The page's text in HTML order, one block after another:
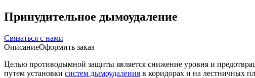
Принудительное дымоудаление
Связаться с нами
ОписаниеОформить заказ
Целью противодымной защиты является снижение уровня и
путем установки систем дымоудаления в коридорах и на лестничных